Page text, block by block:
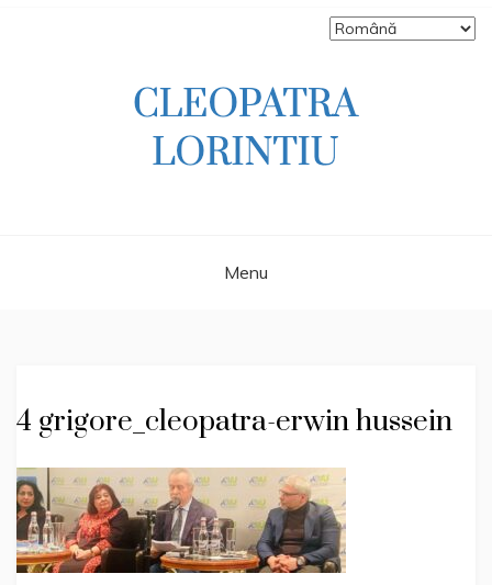
Menu
4 grigore_cleopatra-erwin hussein